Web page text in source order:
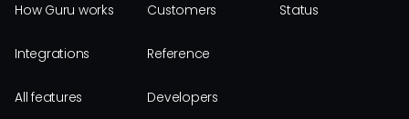
How Guru works
Integrations
All features
Customers
Reference
Developers
Status